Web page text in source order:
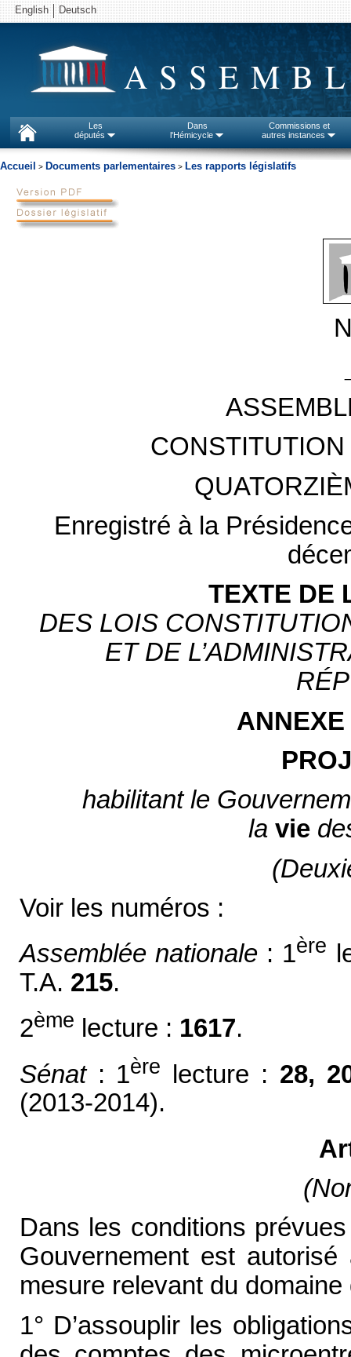
English Deutsch
Les
députés
Dans
l'Hémicycle
Commissions et
autres instances
Accueil > Documents parlementaires > Les rapports législatifs
Enregistré à la
TEXTE DE
DES LOIS
ET DE
habilitant le
lavie
Voir les numéros :
Assemblée nationale : 1ère
T.A. 215.
2ème lecture : 1617.
Sénat : 1ère lecture : 28,
(2013-2014).
Dans les conditions
Gouvernement est
mesure relevant du domaine
1° D’assouplir les